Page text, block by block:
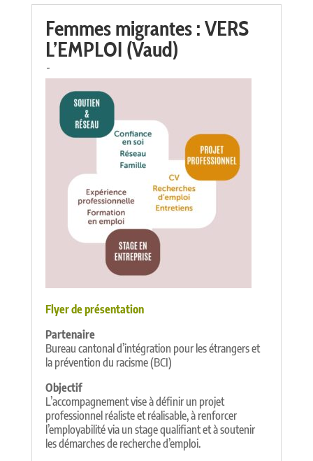
Femmes migrantes : VERS
L’EMPLOI (Vaud)
-
Flyer de présentation
Partenaire
Bureau cantonal d’intégration pour les étrangers et
la prévention du racisme (BCI)
Objectif
L’accompagnement vise à définir un projet
professionnel réaliste et réalisable, à renforcer
l’employabilité via un stage qualifiant et à soutenir
les démarches de recherche d’emploi.